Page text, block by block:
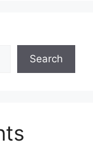
Search